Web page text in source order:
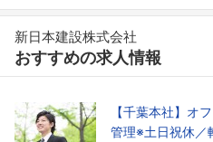
新日本建設株式会社
おすすめの求人情報
【千葉本社】オ
管理※土日祝休／